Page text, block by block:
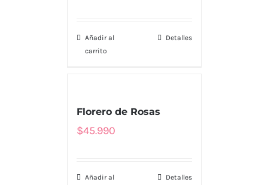
Añadir al
carrito
Detalles
Florero de Rosas
$45.990
Añadir al
Detalles